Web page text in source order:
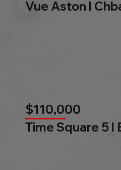
Vue Aston l
$110,000
Time Square 5 l